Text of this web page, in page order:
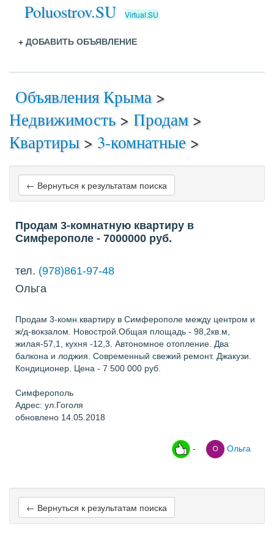
Poluostrov.SU Virtual.SU
+ ДОБАВИТЬ ОБЪЯВЛЕНИЕ
Объявления Крыма >
Недвижимость> Продам >
Квартиры > 3-комнатные>
← Вернуться к результатам поиска
Продам 3-комнатную квартиру в
Симферополе - 7000000 руб.
тел. (978)861-97-48
Ольга
Продам 3-комн.квартиру в Симферополе между центром и
ж/д-вокзалом. Новострой.Общая площадь - 98,2кв.м,
жилая-57,1, кухня -12,3. Автономное отопление. Два
балкона и лоджия. Современный свежий ремонт. Джакузи.
Кондиционер. Цена - 7 500 000 руб.
Симферополь
Адрес: ул.Гоголя
обновлено 14.05.2018
- Ольга
← Вернуться к результатам поиска